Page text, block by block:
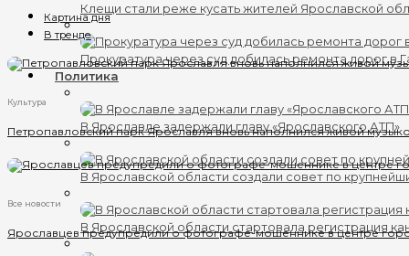
Клещи стали реже кусать жителей Ярославской
Прокуратура через суд добилась ремонта дорог в
Политика
В Ярославле задержали главу «Ярославского АТП»
В Ярославской области создали совет по
В Ярославской области стартовала регистрация
Картина дня
В тренде
Культура
Петропавловский парк Ярославля вновь наполнился живой
Все новости
Ярославцев предупредили о фотографе-мошеннике в центре